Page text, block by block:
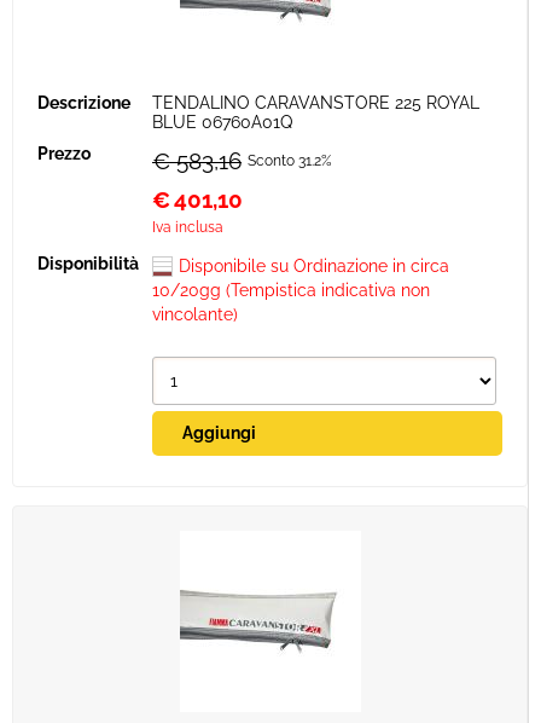
TENDALINO CARAVANSTORE 225 ROYAL
BLUE 06760A01Q
€ 583,16 Sconto 31.2%
€401,10
Iva inclusa
Disponibile su Ordinazione in circa
10/20gg (Tempistica indicativa non
vincolante)